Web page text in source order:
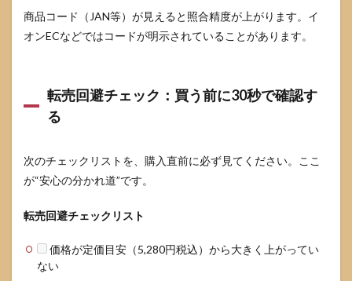
商品コード（JAN等）が見えると照合精度が上がります。イ
オンECなどではコードが明示されていることがあります。
転売回避チェック：買う前に30秒で確認す
る
次のチェックリストを、購入直前に必ず見てください。ここ
が“安心の分かれ道”です。
転売回避チェックリスト
価格が定価目安（5,280円税込）から大きく上がってい
ない